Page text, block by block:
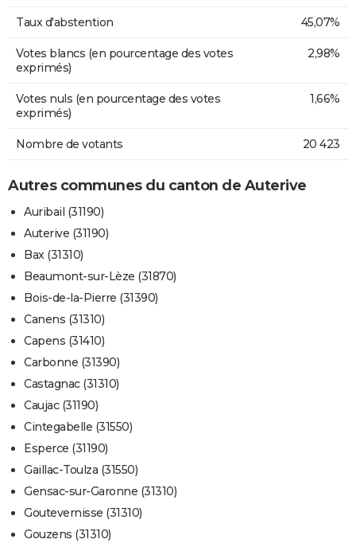
Taux d'abstention 45,07%
Votes blancs (en pourcentage des votes
exprimés)
2,98%
Votes nuls (en pourcentage des votes
exprimés)
1,66%
Nombre de votants 20 423
Autres communes du canton de Auterive
Auribail (31190)
Auterive (31190)
Bax (31310)
Beaumont-sur-Lèze (31870)
Bois-de-la-Pierre (31390)
Canens (31310)
Capens (31410)
Carbonne (31390)
Castagnac (31310)
Caujac (31190)
Cintegabelle (31550)
Esperce (31190)
Gaillac-Toulza (31550)
Gensac-sur-Garonne (31310)
Goutevernisse (31310)
Gouzens (31310)